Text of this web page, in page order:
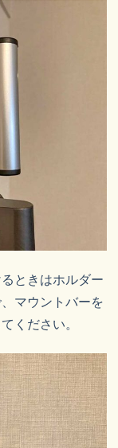
ときはホルダー
マウントバーを
ください。